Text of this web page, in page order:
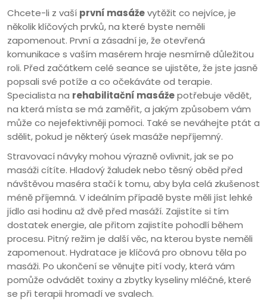
Chcete-li z vaší první masáževytěžit co nejvíce, je
několik klíčových prvků, na které byste neměli
zapomenout. První a zásadní je, že otevřená
komunikace s vaším masérem hraje nesmírně důležitou
roli. Před začátkem celé seance se ujistěte, že jste jasně
popsali své potíže a co očekáváte od terapie.
Specialista na rehabilitační masážepotřebuje vědět,
na která místa se má zaměřit, a jakým způsobem vám
může co nejefektivněji pomoci. Také se neváhejte ptát a
sdělit, pokud je některý úsek masáže nepříjemný.
Stravovací návyky mohou výrazně ovlivnit, jak se po
masáži cítíte. Hladový žaludek nebo těsný oběd před
návštěvou maséra stačí k tomu, aby byla celá zkušenost
méně příjemná. V ideálním případě byste měli jíst lehké
jídlo asi hodinu až dvě před masáží. Zajistíte si tím
dostatek energie, ale přitom zajistíte pohodlí během
procesu. Pitný režim je další věc, na kterou byste neměli
zapomenout. Hydratace je klíčová pro obnovu těla po
masáži. Po ukončení se věnujte pití vody, která vám
pomůže odvádět toxiny a zbytky kyseliny mléčné, které
se při terapii hromadí ve svalech.